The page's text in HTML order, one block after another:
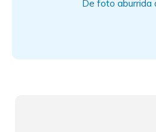
De foto aburrida